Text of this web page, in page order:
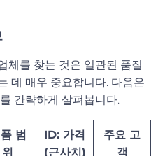
체를 찾는 것은 일관된 품질
데 매우 중요합니다. 다음은
간략하게 살펴봅니다.
범
위
ID: 가격
(근사치)
주요 고
객